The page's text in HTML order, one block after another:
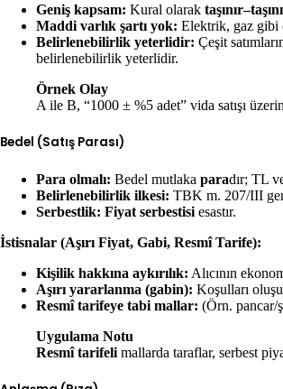
Geniş kapsam: Kural olarak
Maddi varlık şartı yok: Elektrik, gaz gibi
Belirlenebilirlik yeterlidir: Çeşit
belirlenebilirlik yeterlidir.
Örnek Olay
A ile B, “1000 ± %5 adet” vida satışı
Bedel (Satış Parası)
Para olmalı: Bedel mutlaka paradır; TL
Belirlenebilirlik ilkesi: TBK m. 207/III
Serbestlik: Fiyat serbestisi esastır.
İstisnalar (Aşırı Fiyat, Gabi, Resmî Tarife):
Kişilik hakkına aykırılık: Alıcının
Aşırı yararlanma (gabin): Koşulları
Resmî tarifeye tabi mallar: (Örn. pancar/
Uygulama Notu
Resmî tarifeli mallarda taraflar, serbest